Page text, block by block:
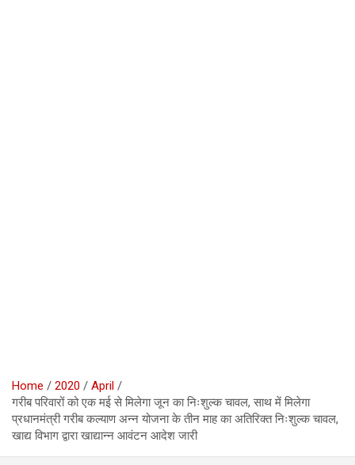
Home 2020
April
गरीब परिवारों को एक मई से मिलेगा जून का निःशुल्क चावल, साथ में मिलेगा
प्रधानमंत्री गरीब कल्याण अन्न योजना के तीन माह का अतिरिक्त निःशुल्क चावल,
खाद्य विभाग द्वारा खाद्यान्न आवंटन आदेश जारी